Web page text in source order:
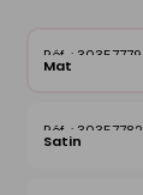
30357779
Mat
30357782
Satin